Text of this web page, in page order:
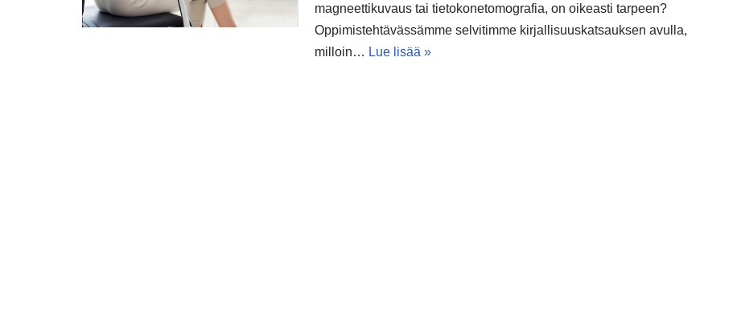
magneettikuvaus tai tietokonetomografia, on oikeasti tarpeen?
Oppimistehtävässämme selvitimme kirjallisuuskatsauksen avulla,
milloin… Lue lisää »